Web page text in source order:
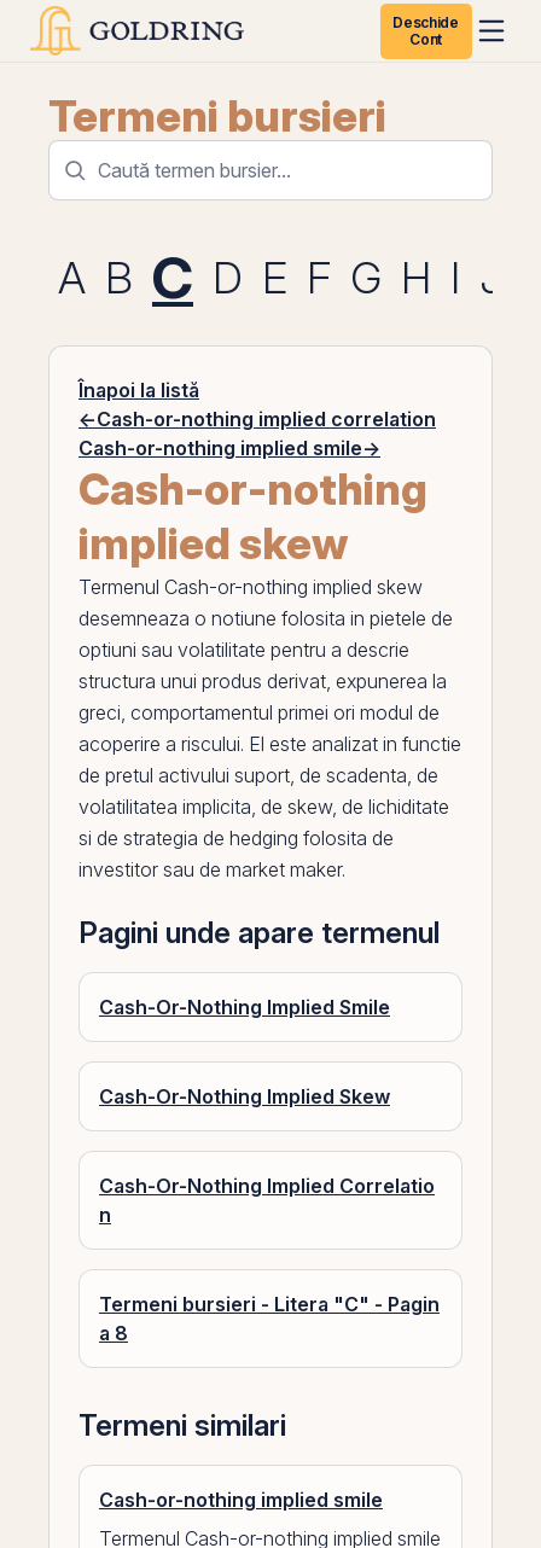
Deschide
Cont
Termeni bursieri
A B C D E F G H I J
Înapoi la listă
←Cash-or-nothing implied correlation
Cash-or-nothing implied smile→
Cash-or-nothing
implied skew
Termenul Cash-or-nothing implied skew
desemneaza o notiune folosita in pietele de
optiuni sau volatilitate pentru a descrie
structura unui produs derivat, expunerea la
greci, comportamentul primei ori modul de
acoperire a riscului. El este analizat in functie
de pretul activului suport, de scadenta, de
volatilitatea implicita, de skew, de lichiditate
si de strategia de hedging folosita de
investitor sau de market maker.
Pagini unde apare termenul
Cash-Or-Nothing Implied Smile
Cash-Or-Nothing Implied Skew
Cash-Or-Nothing Implied Correlatio
n
Termeni bursieri - Litera "C" - Pagin
a 8
Termeni similari
Cash-or-nothing implied smile
Termenul Cash-or-nothing implied smile